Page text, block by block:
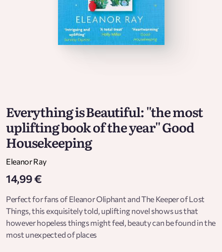
Everything is Beautiful: ''the most
uplifting book of the year'' Good
Housekeeping
Eleanor Ray
14,99 €
Perfect for fans of Eleanor Oliphant and The Keeper of Lost
Things, this exquisitely told, uplifting novel shows us that
however hopeless things might feel, beauty can be found in the
most unexpected of places